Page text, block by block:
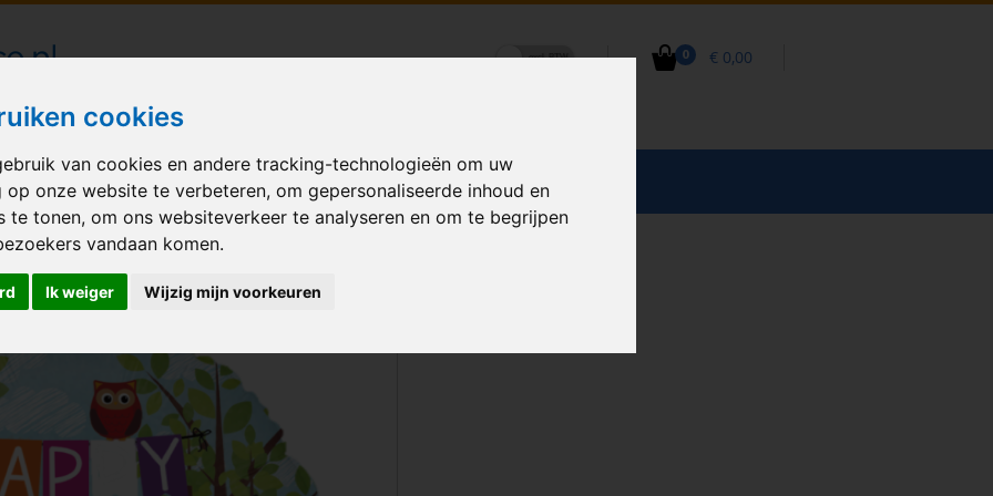
cookies
van cookies en andere tracking-technologieën om uw
op onze website te verbeteren, om gepersonaliseerde inhoud en
te tonen, om ons websiteverkeer te analyseren en om te begrijpen
vandaan komen.
Ik weiger Wijzig mijn voorkeuren
0 € 0,00
bezorgd in heel Nederland
Woodland
BALLONNEN GELEGENHEID VERHUUR BEDRUKKEN ACCESSOIRES